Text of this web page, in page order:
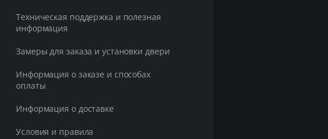
Техническая поддержка и полезная
информация
Замеры для заказа и установки двери
Информация о заказе и способах
оплаты
Информация о доставке
Условия и правила